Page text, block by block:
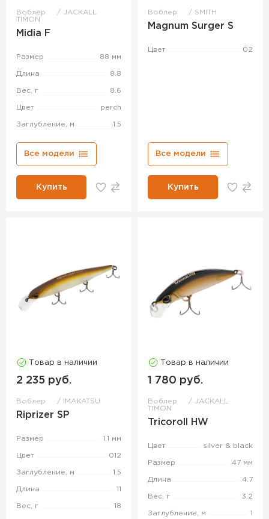
Воблер
JACKALL
TIMON
Midia F
Размер 88 мм
Длина 8.8
Вес, г 8.6
Цвет perch
Заглубление, м 1.5
Все модели
Купить
Воблер SMITH
Magnum Surger S
Цвет 02
Все модели
Купить
Товар в наличии
2 235 руб.
Воблер IMAKATSU
Riprizer SP
Размер 1,1 мм
Цвет 012
Заглубление, м 1.5
Длина 11
Вес, г 18
Товар в наличии
1 780 руб.
Воблер
JACKALL
TIMON
Tricoroll HW
Цвет silver & black
Размер 47 мм
Длина 4.7
Вес, г 3.2
Заглубление, м 1